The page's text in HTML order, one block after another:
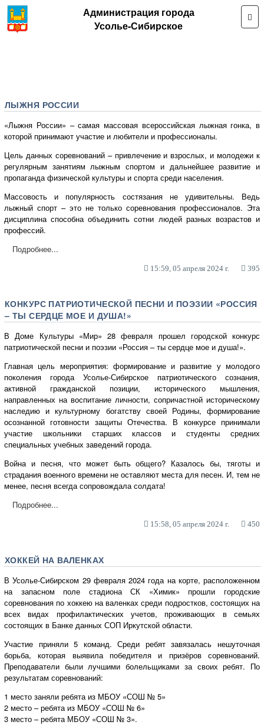
Администрация города
Усолье-Сибирское
ЛЫЖНЯ РОССИИ
«Лыжня России» – самая массовая всероссийская лыжная гонка, в
которой принимают участие и любители и профессионалы.
Цель данных соревнований – привлечение и взрослых, и молодежи к
регулярным занятиям лыжным спортом и дальнейшее развитие и
пропаганда физической культуры и спорта среди населения.
Массовость и популярность состязания не удивительны. Ведь
лыжный спорт – это не только соревнования профессионалов. Эта
дисциплина способна объединить сотни людей разных возрастов и
профессий.
Подробнее...
15:59, 05 апреля 2024 г. 395
КОНКУРС ПАТРИОТИЧЕСКОЙ ПЕСНИ И ПОЭЗИИ «РОССИЯ
– ТЫ СЕРДЦЕ МОЕ И ДУША!»
В Доме Культуры «Мир» 28 февраля прошел городской конкурс
патриотической песни и поэзии «Россия – ты сердце мое и душа!».
Главная цель мероприятия: формирование и развитие у молодого
поколения города Усолье-Сибирское патриотического сознания,
активной гражданской позиции, исторического мышления,
направленных на воспитание личности, сопричастной историческому
наследию и культурному богатству своей Родины, формирование
осознанной готовности защиты Отечества. В конкурсе принимали
участие школьники старших классов и студенты средних
специальных учебных заведений города.
Война и песня, что может быть общего? Казалось бы, тяготы и
страдания военного времени не оставляют места для песен. И, тем не
менее, песня всегда сопровождала солдата!
Подробнее...
15:58, 05 апреля 2024 г. 450
ХОККЕЙ НА ВАЛЕНКАХ
В Усолье-Сибирском 29 февраля 2024 года на корте, расположенном
на запасном поле стадиона СК «Химик» прошли городские
соревнования по хоккею на валенках среди подростков, состоящих на
всех видах профилактических учетов, проживающих в семьях
состоящих в Банке данных СОП Иркутской области.
Участие приняли 5 команд. Среди ребят завязалась нешуточная
борьба, которая выявила победителя и призёров соревнований.
Преподаватели были лучшими болельщиками за своих ребят. По
результатам соревнований:
1 место заняли ребята из МБОУ «СОШ № 5»
2 место – ребята из МБОУ «СОШ № 6»
3 место – ребята МБОУ «СОШ № 3».